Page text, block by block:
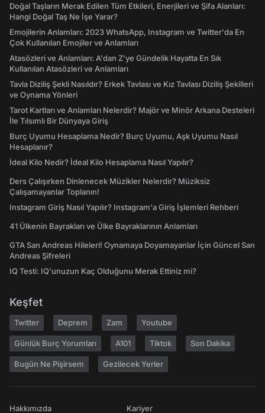
Doğal Taşların Merak Edilen Tüm Etkileri, Enerjileri ve Şifa Alanları:
Hangi Doğal Taş Ne İşe Yarar?
Emojilerin Anlamları: 2023 WhatsApp, Instagram ve Twitter'da En
Çok Kullanılan Emojiler ve Anlamları
Atasözleri ve Anlamları: A'dan Z'ye Gündelik Hayatta En Sık
Kullanılan Atasözleri ve Anlamları
Tavla Diziliş Şekli Nasıldır? Erkek Tavlası ve Kız Tavlası Diziliş Şekilleri
ve Oynama Yönleri
Tarot Kartları ve Anlamları Nelerdir? Majör ve Minör Arkana Desteleri
İle Tılsımlı Bir Dünyaya Giriş
Burç Uyumu Hesaplama Nedir? Burç Uyumu, Aşk Uyumu Nasıl
Hesaplanır?
İdeal Kilo Nedir? İdeal Kilo Hesaplama Nasıl Yapılır?
Ders Çalışırken Dinlenecek Müzikler Nelerdir? Müziksiz
Çalışamayanlar Toplanın!
Instagram Giriş Nasıl Yapılır? Instagram'a Giriş İşlemleri Rehberi
41 Ülkenin Bayrakları ve Ülke Bayraklarının Anlamları
GTA San Andreas Hileleri! Oynamaya Doyamayanlar İçin Güncel San
Andreas Şifreleri
IQ Testi: IQ'unuzun Kaç Olduğunu Merak Ettiniz mi?
Keşfet
Twitter Deprem Zam Youtube
Günlük Burç Yorumları A101 Tiktok Son Dakika
Bugün Ne Pişirsem Gezilecek Yerler
Hakkımızda
Kariyer